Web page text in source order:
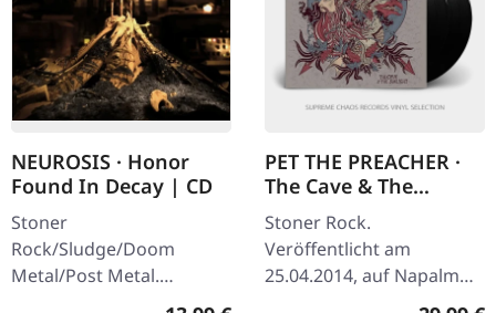
NEUROSIS · Honor
Found In Decay | CD
Stoner
Rock/Sludge/Doom
Metal/Post Metal.
PET THE PREACHER ·
The Cave & The
Sunlight | BLACK 2LP
Stoner Rock.
Veröffentlicht am
25.04.2014, auf Napalm
Records. Doppel-Vinyl in